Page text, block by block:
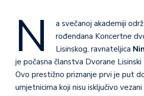
N
a svečanoj akademiji
rođendana Koncertne
Lisinskog, ravnateljica
je počasna članstva Dvorane Lisinski
Ovo prestižno priznanje prvi je put
umjetnicima koji nisu isključivo